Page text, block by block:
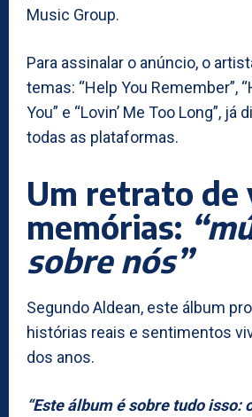
Music Group.
Para assinalar o anúncio, o
temas: “Help You Remember”,
You” e “Lovin’ Me Too Long”, já
todas as plataformas.
Um retrato de
memórias:
sobre nós”
Segundo Aldean, este álbum
histórias reais e sentimentos
dos anos.
“Este álbum é sobre tudo isso: